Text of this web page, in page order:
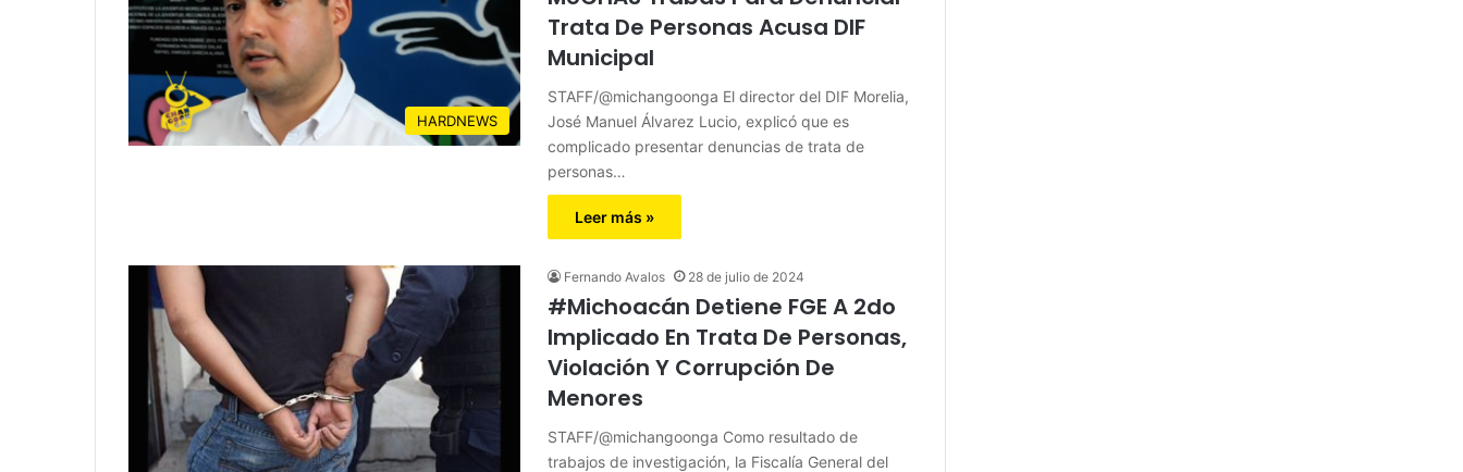
HARDNEWS
Trata De Personas Acusa DIF
Municipal
STAFF/@michangoonga El director del DIF Morelia,
José Manuel Álvarez Lucio, explicó que es
complicado presentar denuncias de trata de
personas…
Leer más »
Fernando Avalos 28 de julio de 2024
#Michoacán Detiene FGE A 2do
Implicado En Trata De Personas,
Violación Y Corrupción De
Menores
STAFF/@michangoonga Como resultado de
trabajos de investigación, la Fiscalía General del